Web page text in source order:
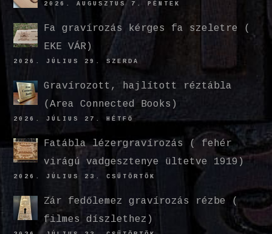
2026. AUGUSZTUS 7. PÉNTEK
Fa gravírozás kérges fa szeletre (
EKE VÁR)
2026. JÚLIUS 29. SZERDA
Gravírozott, hajlított réztábla
(Area Connected Books)
2026. JÚLIUS 27. HÉTFŐ
Fatábla lézergravírozás ( fehér
virágú vadgesztenye ültetve 1919)
2026. JÚLIUS 23. CSÜTÖRTÖK
Zár fedőlemez gravírozás rézbe (
filmes díszlethez)